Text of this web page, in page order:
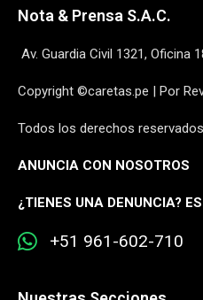
Nota & Prensa S.A.C.
Av. Guardia Civil 1321, Oficina
Copyright ©caretas.pe | Por
Todos los derechos reservados
ANUNCIA CON NOSOTROS
¿TIENES UNA DENUNCIA?
+51 961-602-710